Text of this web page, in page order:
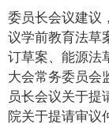
委员长会议建议
议学前教育法草
订草案、能源法
大会常务委员会
员长会议关于提
院关于提请审议